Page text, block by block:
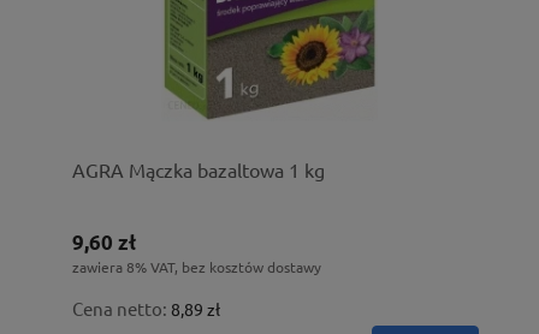
AGRA Mączka bazaltowa 1 kg
9,60 zł
zawiera 8% VAT, bez kosztów dostawy
Cena netto: 8,89 zł